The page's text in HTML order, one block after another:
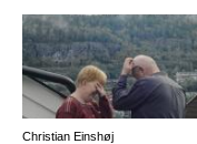
Christian Einshøj